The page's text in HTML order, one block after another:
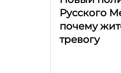
Русского
почему
тревогу